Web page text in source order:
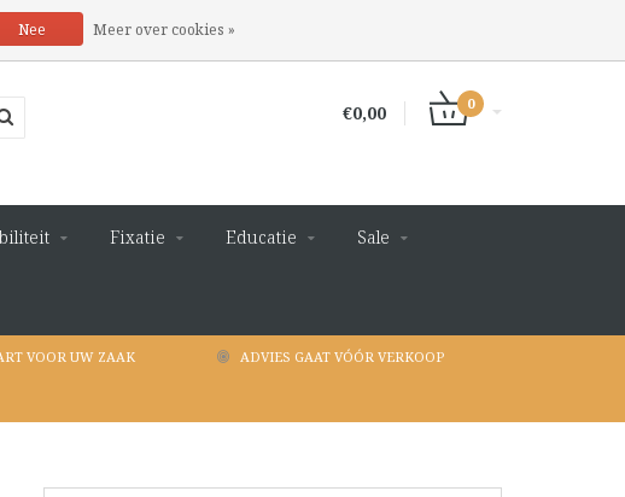
€0,00 0
Fixatie Educatie Sale
VOOR UW ZAAK ADVIES GAAT VÓÓR VERKOOP
Nee Meer over cookies »